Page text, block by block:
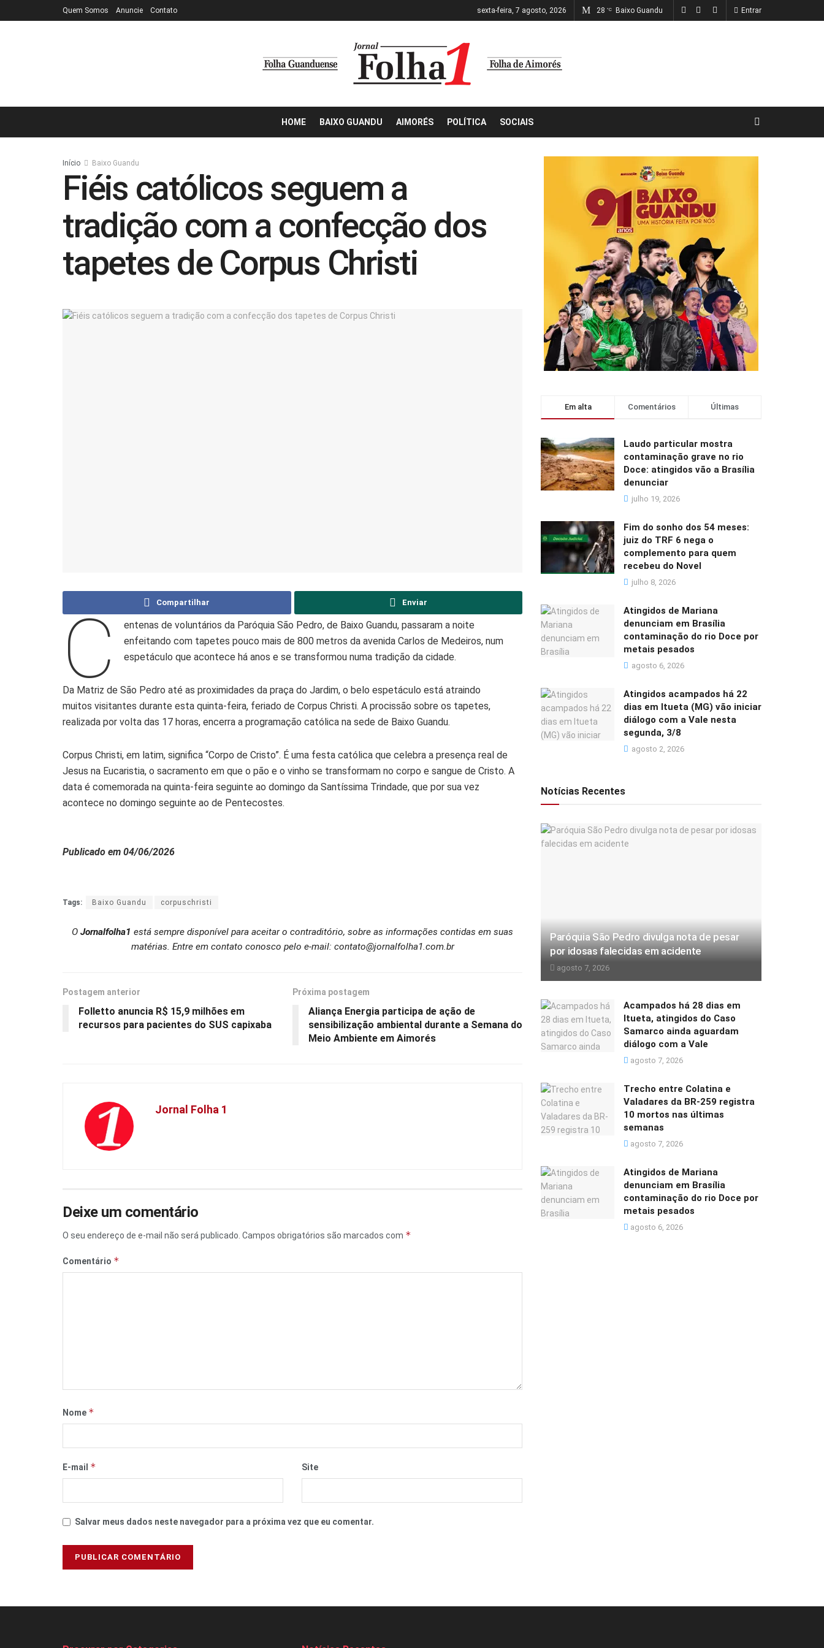
Quem Somos Anuncie Contato sexta-feira, 7 agosto, 2026 28 °C Baixo Guandu Entrar
HOME BAIXO GUANDU AIMORÉS POLÍTICA SOCIAIS
Início Baixo Guandu
Fiéis católicos seguem a
tradição com a confecção dos
tapetes de Corpus Christi
Compartilhar Enviar
C
entenas de voluntários da Paróquia São Pedro, de Baixo Guandu, passaram a noite
enfeitando com tapetes pouco mais de 800 metros da avenida Carlos de Medeiros, num
espetáculo que acontece há anos e se transformou numa tradição da cidade.
Da Matriz de São Pedro até as proximidades da praça do Jardim, o belo espetáculo está atraindo
muitos visitantes durante esta quinta-feira, feriado de Corpus Christi. A procissão sobre os tapetes,
realizada por volta das 17 horas, encerra a programação católica na sede de Baixo Guandu.
Corpus Christi, em latim, significa “Corpo de Cristo”. É uma festa católica que celebra a presença real de
Jesus na Eucaristia, o sacramento em que o pão e o vinho se transformam no corpo e sangue de Cristo. A
data é comemorada na quinta-feira seguinte ao domingo da Santíssima Trindade, que por sua vez
acontece no domingo seguinte ao de Pentecostes.
Publicado em 04/06/2026
Tags: Baixo Guandu corpuschristi
O Jornalfolha1 está sempre disponível para aceitar o contraditório, sobre as informações contidas em suas
matérias. Entre em contato conosco pelo e-mail: contato@jornalfolha1.com.br
Postagem anterior
Folletto anuncia R$ 15,9 milhões em
recursos para pacientes do SUS capixaba
Próxima postagem
Aliança Energia participa de ação de
sensibilização ambiental durante a Semana do
Meio Ambiente em Aimorés
Jornal Folha 1
Deixe um comentário
O seu endereço de e-mail não será publicado. Campos obrigatórios são marcados com *
Comentário *
Nome *
E-mail * Site
Salvar meus dados neste navegador para a próxima vez que eu comentar.
Em alta Comentários Últimas
Laudo particular mostra
contaminação grave no rio
Doce: atingidos vão a Brasília
denunciar
julho 19, 2026
Fim do sonho dos 54 meses:
juiz do TRF 6 nega o
complemento para quem
recebeu do Novel
julho 8, 2026
Atingidos de Mariana
denunciam em Brasília
contaminação do rio Doce por
metais pesados
agosto 6, 2026
Atingidos acampados há 22
dias em Itueta (MG) vão iniciar
diálogo com a Vale nesta
segunda, 3/8
agosto 2, 2026
Notícias Recentes
Paróquia São Pedro divulga nota de pesar
por idosas falecidas em acidente
agosto 7, 2026
Acampados há 28 dias em
Itueta, atingidos do Caso
Samarco ainda aguardam
diálogo com a Vale
agosto 7, 2026
Trecho entre Colatina e
Valadares da BR-259 registra
10 mortos nas últimas
semanas
agosto 7, 2026
Atingidos de Mariana
denunciam em Brasília
contaminação do rio Doce por
metais pesados
agosto 6, 2026